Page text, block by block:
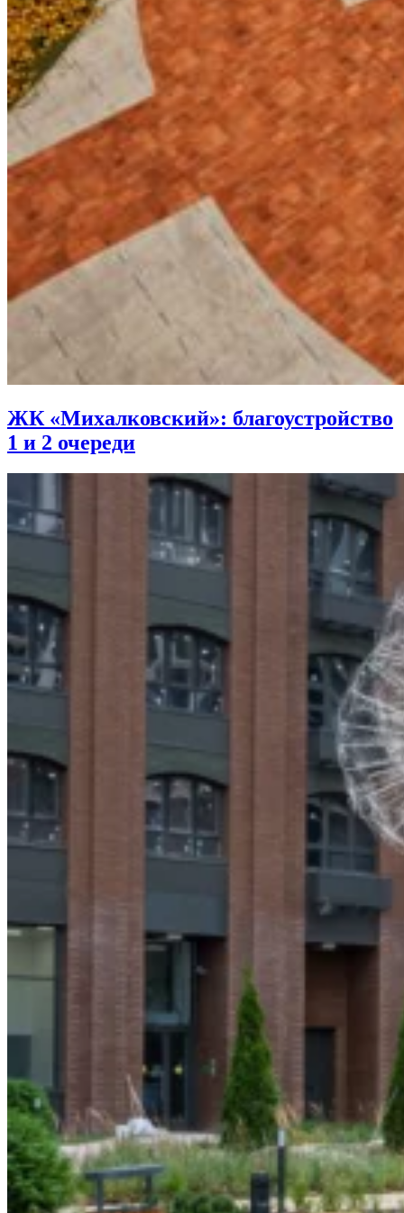
ЖК «Михалковский»: благоустройство
1 и 2 очереди